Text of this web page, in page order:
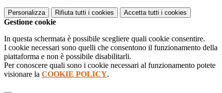
Personalizza Rifiuta tutti i cookies Accetta tutti i cookies
Gestione cookie
In questa schermata è possibile scegliere quali cookie consentire.
I cookie necessari sono quelli che consentono il funzionamento della
piattaforma e non è possibile disabilitarli.
Per conoscere quali sono i cookie necessari al funzionamento potete
visionare la COOKIE POLICY.